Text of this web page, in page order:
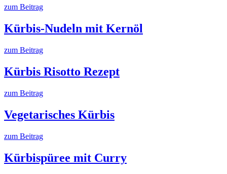
zum Beitrag
Kürbis-Nudeln mit Kernöl
zum Beitrag
Kürbis Risotto Rezept
zum Beitrag
Vegetarisches Kürbis
zum Beitrag
Kürbispüree mit Curry